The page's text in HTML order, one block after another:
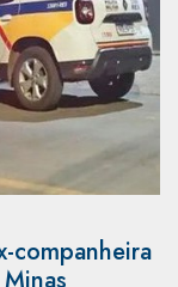
companheira